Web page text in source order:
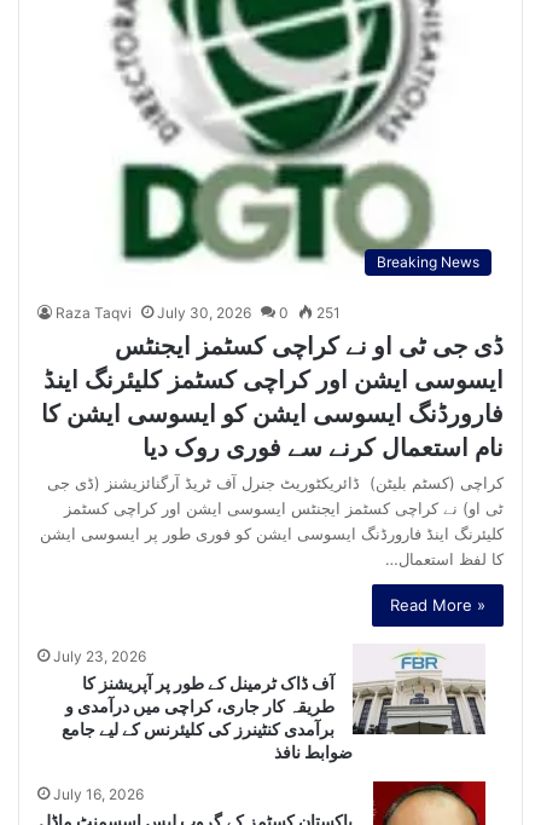
Breaking News
Raza Taqvi July 30, 2026 0 251
ڈی جی ٹی او نے کراچی کسٹمز ایجنٹس
ایسوسی ایشن اور کراچی کسٹمز کلیئرنگ اینڈ
فارورڈنگ ایسوسی ایشن کو ایسوسی ایشن کا
نام استعمال کرنے سے فوری روک دیا
کراچی (کسٹم بلیٹن) ڈائریکٹوریٹ جنرل آف ٹریڈ آرگنائزیشنز (ڈی جی
ٹی او) نے کراچی کسٹمز ایجنٹس ایسوسی ایشن اور کراچی کسٹمز
کلیئرنگ اینڈ فارورڈنگ ایسوسی ایشن کو فوری طور پر ایسوسی ایشن
کا لفظ استعمال…
Read More »
July 23, 2026
آف ڈاک ٹرمینل کے طور پر آپریشنز کا
طریقہ کار جاری، کراچی میں درآمدی و
برآمدی کنٹینرز کی کلیئرنس کے لیے جامع
ضوابط نافذ
July 16, 2026